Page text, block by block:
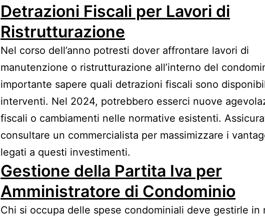
Detrazioni Fiscali per Lavori di
Ristrutturazione
Nel corso dell’anno potresti dover affrontare lavori di
manutenzione o ristrutturazione all’interno del
importante sapere quali detrazioni fiscali sono
interventi. Nel 2024, potrebbero esserci nuove
fiscali o cambiamenti nelle normative esistenti.
consultare un commercialista per massimizzare i
legati a questi investimenti.
Gestione della Partita Iva per
Amministratore di Condominio
Chi si occupa delle spese condominiali deve gestirle in